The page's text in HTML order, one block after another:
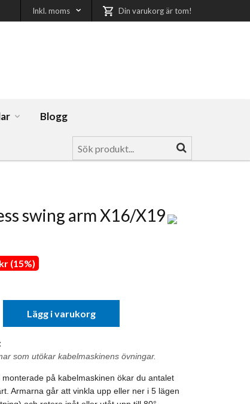
Inkl. moms Din varukorg är tom!
Blogg
swing arm X16/X19
(15%)
Lägg i varukorg
som utökar kabelmaskinens övningar.
på kabelmaskinen ökar du antalet
Armarna går att vinkla upp eller ner i 5 lägen